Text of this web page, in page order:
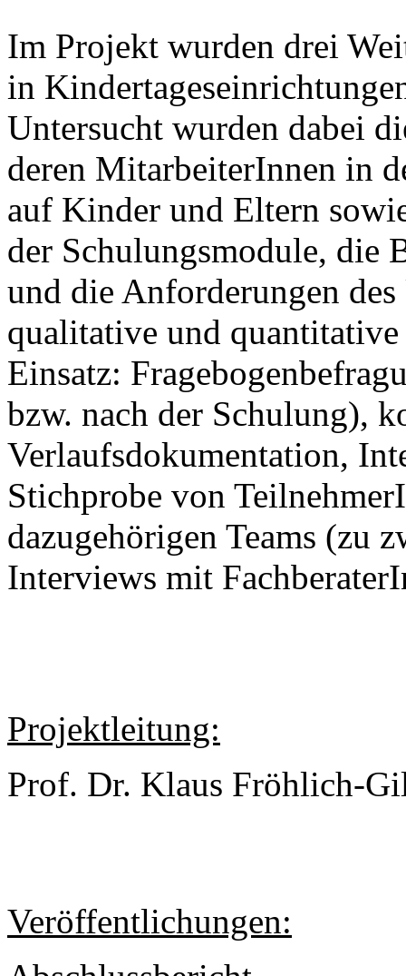
Im Projekt wurden drei
in
Untersucht wurden dabei
deren MitarbeiterInnen in
auf Kinder und Eltern
der Schulungsmodule, die
und die Anforderungen
qualitative und
Einsatz:
bzw. nach der Schulung),
Verlaufsdokumentation,
Stichprobe von
dazugehörigen Teams (zu
Interviews mit
Projektleitung:
Prof. Dr. Klaus Fröhlich-
Veröffentlichungen: